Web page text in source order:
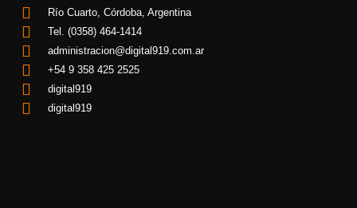
Río Cuarto, Córdoba, Argentina
Tel. (0358) 464-1414
administracion@digital919.com.ar
+54 9 358 425 2525
digital919
digital919